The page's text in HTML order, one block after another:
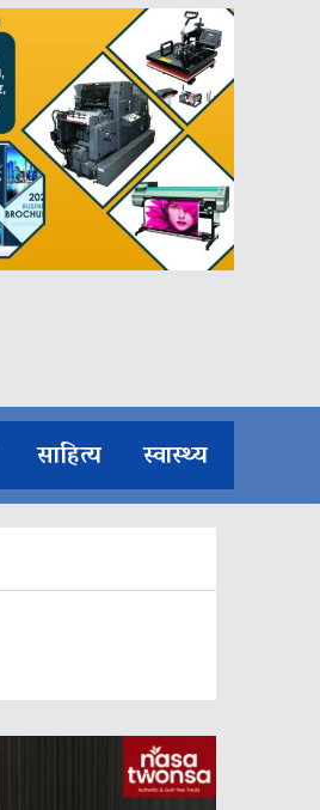
साहित्य स्वास्थ्य